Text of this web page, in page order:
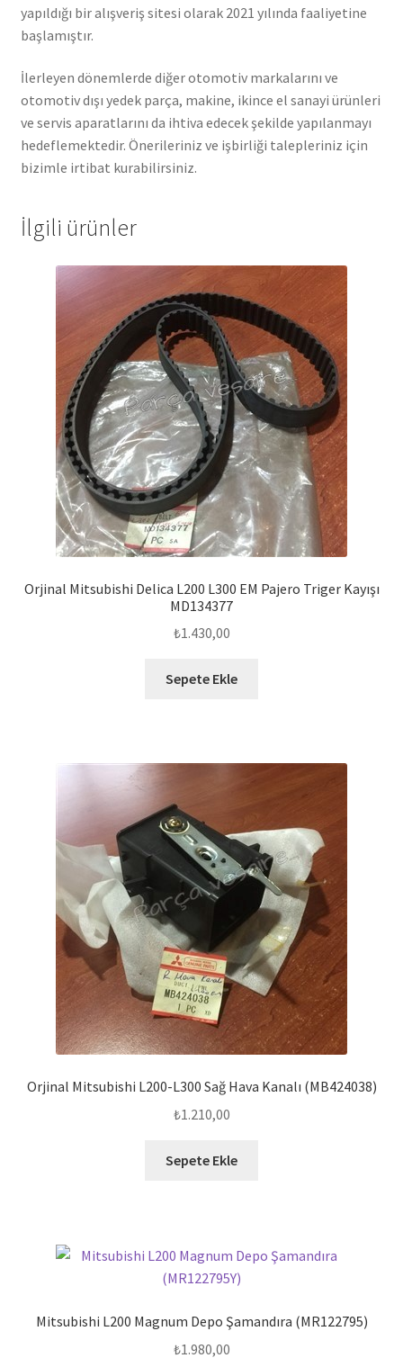
yapıldığı bir alışveriş sitesi olarak 2021 yılında faaliyetine
başlamıştır.
İlerleyen dönemlerde diğer otomotiv markalarını ve
otomotiv dışı yedek parça, makine, ikince el sanayi ürünleri
ve servis aparatlarını da ihtiva edecek şekilde yapılanmayı
hedeflemektedir. Önerileriniz ve işbirliği talepleriniz için
bizimle irtibat kurabilirsiniz.
İlgili ürünler
Orjinal Mitsubishi Delica L200 L300 EM Pajero Triger Kayışı
MD134377
₺1.430,00
Sepete Ekle
Orjinal Mitsubishi L200-L300 Sağ Hava Kanalı (MB424038)
₺1.210,00
Sepete Ekle
Mitsubishi L200 Magnum Depo Şamandıra (MR122795)
₺1.980,00